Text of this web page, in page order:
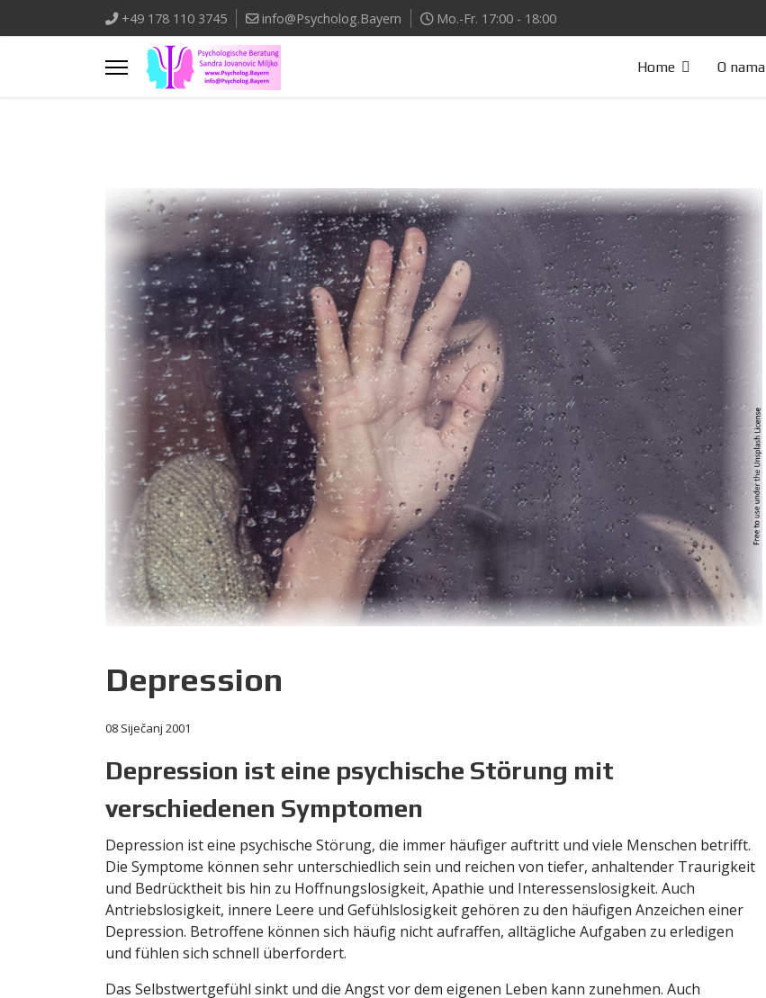
+49 178 110 3745 info@Psycholog.Bayern Mo.-Fr. 17:00 - 18:00
Home O nama
Depression
08 Siječanj 2001
Depression ist eine psychische Störung mit
verschiedenen Symptomen
Depression ist eine psychische Störung, die immer häufiger auftritt und viele Menschen betrifft.
Die Symptome können sehr unterschiedlich sein und reichen von tiefer, anhaltender Traurigkeit
und Bedrücktheit bis hin zu Hoffnungslosigkeit, Apathie und Interessenslosigkeit. Auch
Antriebslosigkeit, innere Leere und Gefühlslosigkeit gehören zu den häufigen Anzeichen einer
Depression. Betroffene können sich häufig nicht aufraffen, alltägliche Aufgaben zu erledigen
und fühlen sich schnell überfordert.
Das Selbstwertgefühl sinkt und die Angst vor dem eigenen Leben kann zunehmen. Auch